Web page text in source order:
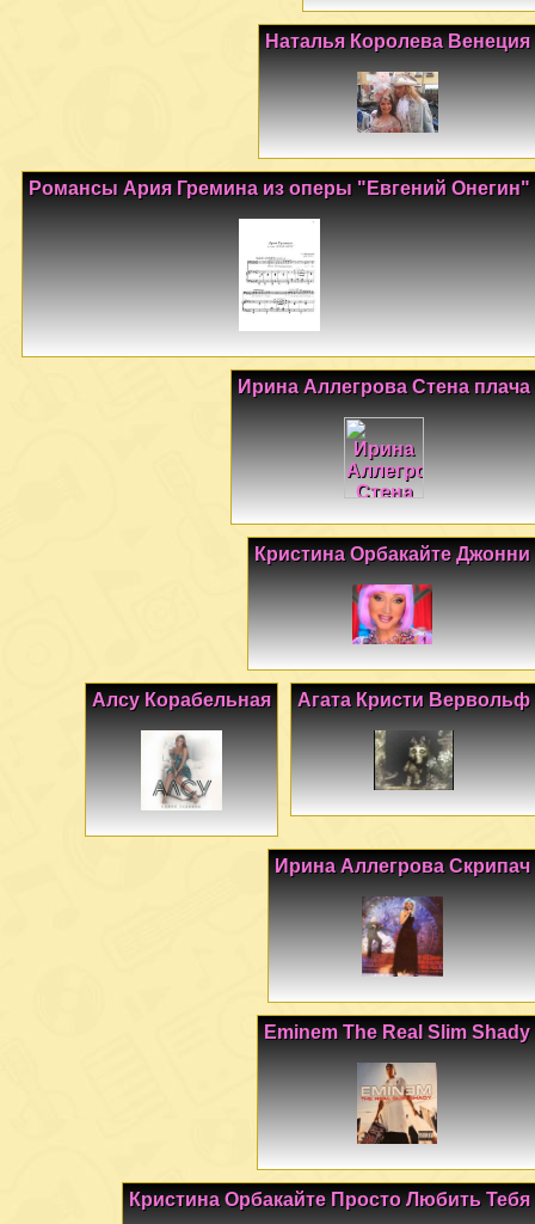
Наталья Королева Венеция
Романсы Ария Гремина из оперы "Евгений Онегин"
Ирина Аллегрова Стена плача
Кристина Орбакайте Джонни
Агата Кристи Вервольф
Алсу Корабельная
Ирина Аллегрова Скрипач
Eminem The Real Slim Shady
Кристина Орбакайте Просто Любить Тебя